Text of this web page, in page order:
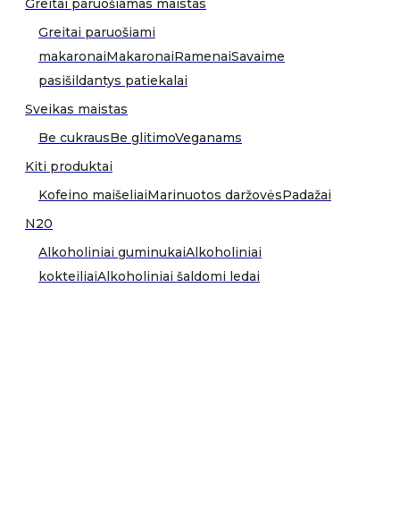
Greitai paruošiamas maistas
Greitai paruošiami
makaronaiMakaronaiRamenaiSavaime
pasišildantys patiekalai
Sveikas maistas
Be cukrausBe glitimoVeganams
Kiti produktai
Kofeino maišeliaiMarinuotos daržovėsPadažai
N20
Alkoholiniai guminukaiAlkoholiniai
kokteiliaiAlkoholiniai šaldomi ledai